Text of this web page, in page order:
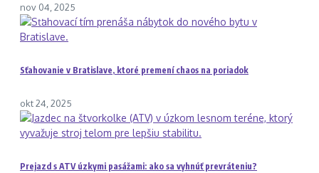
nov 04, 2025
Sťahovanie v Bratislave, ktoré premení chaos na poriadok
okt 24, 2025
Prejazd s ATV úzkymi pasážami: ako sa vyhnúť prevráteniu?